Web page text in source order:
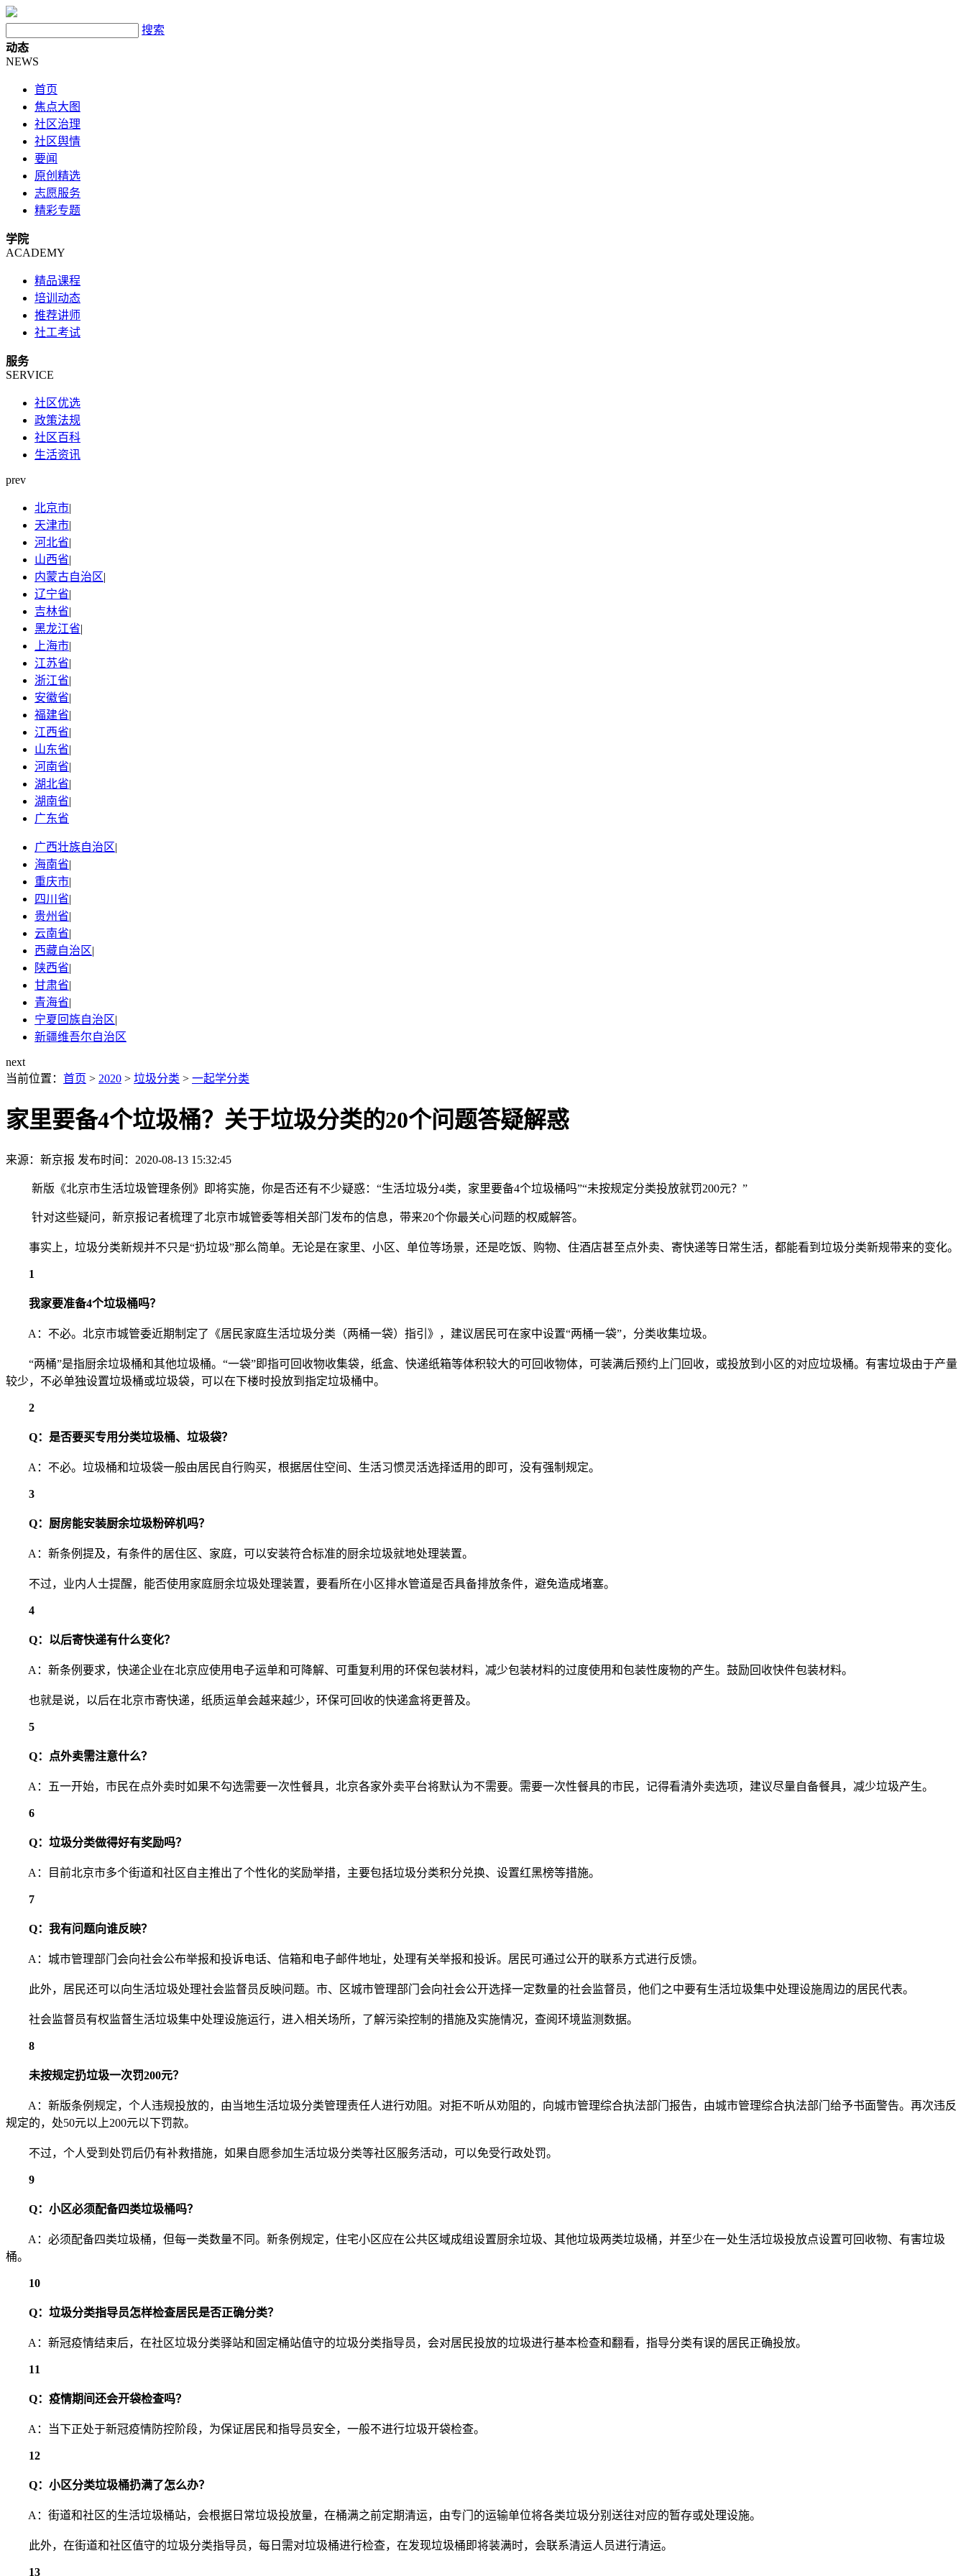
搜索
动态
NEWS
首页
焦点大图
社区治理
社区舆情
要闻
原创精选
志愿服务
精彩专题
学院
ACADEMY
精品课程
培训动态
推荐讲师
社工考试
服务
SERVICE
社区优选
政策法规
社区百科
生活资讯
prev
北京市|
天津市|
河北省|
山西省|
内蒙古自治区|
辽宁省|
吉林省|
黑龙江省|
上海市|
江苏省|
浙江省|
安徽省|
福建省|
江西省|
山东省|
河南省|
湖北省|
湖南省|
广东省
广西壮族自治区|
海南省|
重庆市|
四川省|
贵州省|
云南省|
西藏自治区|
陕西省|
甘肃省|
青海省|
宁夏回族自治区|
新疆维吾尔自治区
next
当前位置： 首页 > 2020 > 垃圾分类 > 一起学分类
家里要备4个垃圾桶？关于垃圾分类的20个问题答疑解惑
来源：新京报 发布时间：2020-08-13 15:32:45
新版《北京市生活垃圾管理条例》即将实施，你是否还有不少疑惑：“生活垃圾分4类，家里要备4个垃圾桶吗”“未按规定分类投放就罚200元？”
针对这些疑问，新京报记者梳理了北京市城管委等相关部门发布的信息，带来20个你最关心问题的权威解答。
事实上，垃圾分类新规并不只是“扔垃圾”那么简单。无论是在家里、小区、单位等场景，还是吃饭、购物、住酒店甚至点外卖、寄快递等日常生活，都能看到垃圾分类新规带来的变化。
1
我家要准备4个垃圾桶吗？
A：不必。北京市城管委近期制定了《居民家庭生活垃圾分类（两桶一袋）指引》，建议居民可在家中设置“两桶一袋”，分类收集垃圾。
“两桶”是指厨余垃圾桶和其他垃圾桶。“一袋”即指可回收物收集袋，纸盒、快递纸箱等体积较大的可回收物体，可装满后预约上门回收，或投放到小区的对应垃圾桶。有害垃圾由于产量
较少，不必单独设置垃圾桶或垃圾袋，可以在下楼时投放到指定垃圾桶中。
2
Q：是否要买专用分类垃圾桶、垃圾袋？
A：不必。垃圾桶和垃圾袋一般由居民自行购买，根据居住空间、生活习惯灵活选择适用的即可，没有强制规定。
3
Q：厨房能安装厨余垃圾粉碎机吗？
A：新条例提及，有条件的居住区、家庭，可以安装符合标准的厨余垃圾就地处理装置。
不过，业内人士提醒，能否使用家庭厨余垃圾处理装置，要看所在小区排水管道是否具备排放条件，避免造成堵塞。
4
Q：以后寄快递有什么变化？
A：新条例要求，快递企业在北京应使用电子运单和可降解、可重复利用的环保包装材料，减少包装材料的过度使用和包装性废物的产生。鼓励回收快件包装材料。
也就是说，以后在北京市寄快递，纸质运单会越来越少，环保可回收的快递盒将更普及。
5
Q：点外卖需注意什么？
A：五一开始，市民在点外卖时如果不勾选需要一次性餐具，北京各家外卖平台将默认为不需要。需要一次性餐具的市民，记得看清外卖选项，建议尽量自备餐具，减少垃圾产生。
6
Q：垃圾分类做得好有奖励吗？
A：目前北京市多个街道和社区自主推出了个性化的奖励举措，主要包括垃圾分类积分兑换、设置红黑榜等措施。
7
Q：我有问题向谁反映？
A：城市管理部门会向社会公布举报和投诉电话、信箱和电子邮件地址，处理有关举报和投诉。居民可通过公开的联系方式进行反馈。
此外，居民还可以向生活垃圾处理社会监督员反映问题。市、区城市管理部门会向社会公开选择一定数量的社会监督员，他们之中要有生活垃圾集中处理设施周边的居民代表。
社会监督员有权监督生活垃圾集中处理设施运行，进入相关场所，了解污染控制的措施及实施情况，查阅环境监测数据。
8
未按规定扔垃圾一次罚200元？
A：新版条例规定，个人违规投放的，由当地生活垃圾分类管理责任人进行劝阻。对拒不听从劝阻的，向城市管理综合执法部门报告，由城市管理综合执法部门给予书面警告。再次违反
规定的，处50元以上200元以下罚款。
不过，个人受到处罚后仍有补救措施，如果自愿参加生活垃圾分类等社区服务活动，可以免受行政处罚。
9
Q：小区必须配备四类垃圾桶吗？
A：必须配备四类垃圾桶，但每一类数量不同。新条例规定，住宅小区应在公共区域成组设置厨余垃圾、其他垃圾两类垃圾桶，并至少在一处生活垃圾投放点设置可回收物、有害垃圾
桶。
10
Q：垃圾分类指导员怎样检查居民是否正确分类？
A：新冠疫情结束后，在社区垃圾分类驿站和固定桶站值守的垃圾分类指导员，会对居民投放的垃圾进行基本检查和翻看，指导分类有误的居民正确投放。
11
Q：疫情期间还会开袋检查吗？
A：当下正处于新冠疫情防控阶段，为保证居民和指导员安全，一般不进行垃圾开袋检查。
12
Q：小区分类垃圾桶扔满了怎么办？
A：街道和社区的生活垃圾桶站，会根据日常垃圾投放量，在桶满之前定期清运，由专门的运输单位将各类垃圾分别送往对应的暂存或处理设施。
此外，在街道和社区值守的垃圾分类指导员，每日需对垃圾桶进行检查，在发现垃圾桶即将装满时，会联系清运人员进行清运。
13